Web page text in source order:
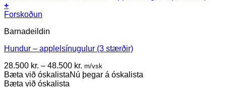
+
This
has
variants.
options
may
be
Forskoðun
Barnadeildin
Hundur – applelsínugulur (3 stærðir)
28.500 kr. – 48.500 kr. Price
range:
m/vsk
Bæta við óskalistaNú þegar á óskalista
Bæta við óskalista